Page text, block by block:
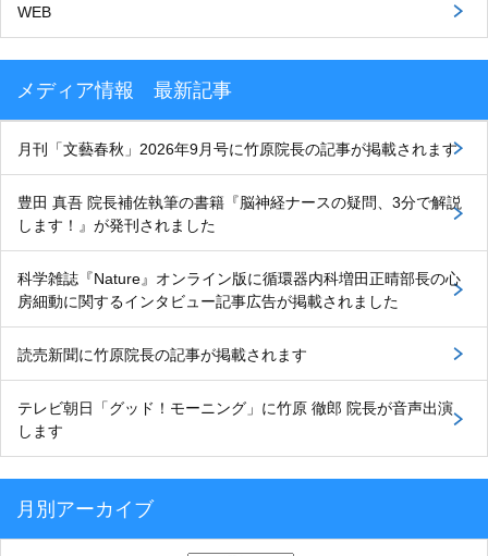
WEB
メディア情報 最新記事
月刊「文藝春秋」2026年9月号に竹原院長の記事が掲載されます
豊田 真吾 院長補佐執筆の書籍『脳神経ナースの疑問、3分で解説
します！』が発刊されました
科学雑誌『Nature』オンライン版に循環器内科増田正晴部長の心
房細動に関するインタビュー記事広告が掲載されました
読売新聞に竹原院長の記事が掲載されます
テレビ朝日「グッド！モーニング」に竹原 徹郎 院長が音声出演
します
月別アーカイブ